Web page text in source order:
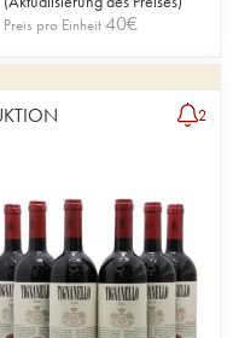
Preis pro Einheit40€
2